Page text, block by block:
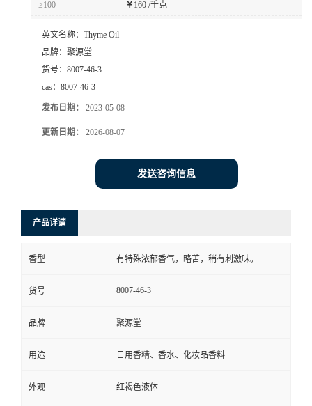
≥100 ￥ 160 /千克
英文名称： Thyme Oil
品牌： 聚源堂
货号： 8007-46-3
cas： 8007-46-3
发布日期： 2023-05-08
更新日期： 2026-08-07
发送咨询信息
产品详请
香型 有特殊浓郁香气，略苦，稍有刺激味。
货号 8007-46-3
品牌 聚源堂
用途 日用香精、香水、化妆品香料
外观 红褐色液体